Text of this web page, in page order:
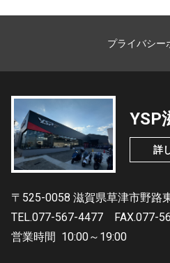
プライバシー
YSP
詳
〒525-0058 滋賀県草津市野路
TEL.077-567-4477
FAX.077-
営業時間 10:00～19:00